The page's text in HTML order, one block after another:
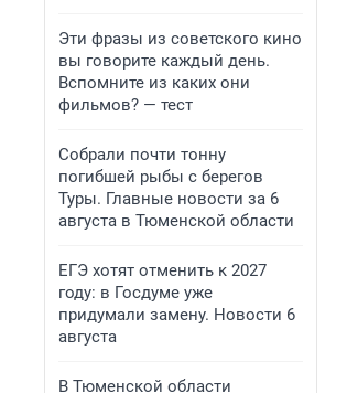
Эти фразы из советского кино
вы говорите каждый день.
Вспомните из каких они
фильмов? — тест
Собрали почти тонну
погибшей рыбы с берегов
Туры. Главные новости за 6
августа в Тюменской области
ЕГЭ хотят отменить к 2027
году: в Госдуме уже
придумали замену. Новости 6
августа
В Тюменской области